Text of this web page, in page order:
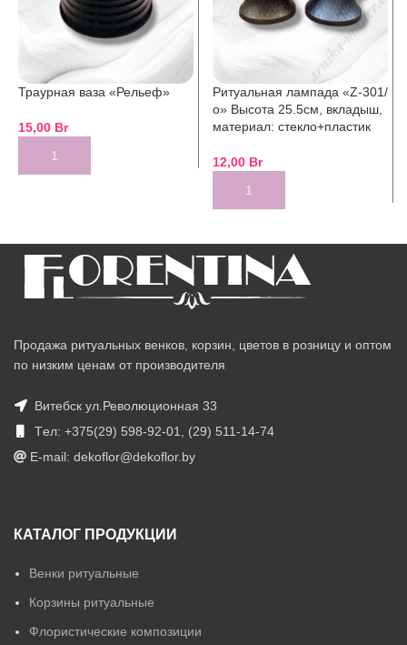
Траурная ваза «Рельеф»
15,00 Br
Ритуальная лампада «Z-301/
о» Высота 25.5см, вкладыш,
материал: стекло+пластик
12,00 Br
Продажа ритуальных венков, корзин, цветов в розницу и оптом
по низким ценам от производителя
Витебск ул.Революционная 33
Tел: +375(29) 598-92-01, (29) 511-14-74
E-mail: dekoflor@dekoflor.by
КАТАЛОГ ПРОДУКЦИИ
Венки ритуальные
Корзины ритуальные
Флористические композиции